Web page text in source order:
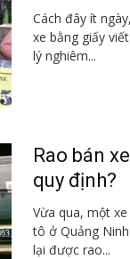
Cách đây ít
xe bằng giấy
lý nghiêm...
Rao bán
quy định?
Vừa qua, một
tô ở Quảng
lại được rao...